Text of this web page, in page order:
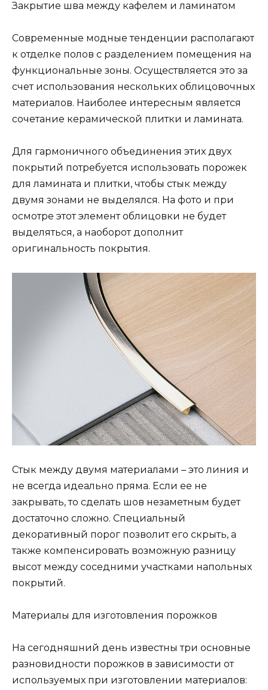
Закрытие шва между кафелем и ламинатом
Современные модные тенденции располагают
к отделке полов с разделением помещения на
функциональные зоны. Осуществляется это за
счет использования нескольких облицовочных
материалов. Наиболее интересным является
сочетание керамической плитки и ламината.
Для гармоничного объединения этих двух
покрытий потребуется использовать порожек
для ламината и плитки, чтобы стык между
двумя зонами не выделялся. На фото и при
осмотре этот элемент облицовки не будет
выделяться, а наоборот дополнит
оригинальность покрытия.
Стык между двумя материалами – это линия и
не всегда идеально пряма. Если ее не
закрывать, то сделать шов незаметным будет
достаточно сложно. Специальный
декоративный порог позволит его скрыть, а
также компенсировать возможную разницу
высот между соседними участками напольных
покрытий.
Материалы для изготовления порожков
На сегодняшний день известны три основные
разновидности порожков в зависимости от
используемых при изготовлении материалов: